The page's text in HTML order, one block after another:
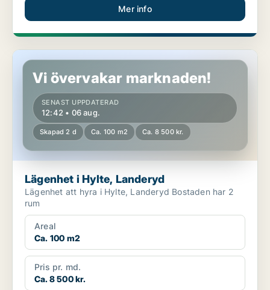
Mer info
Lägenhet i Hylte, Landeryd
Vi övervakar marknaden!
SENAST UPPDATERAD
12:42 • 06 aug.
Skapad 2 d Ca. 100 m2 Ca. 8 500 kr.
Lägenhet i Hylte, Landeryd
Lägenhet att hyra i Hylte, Landeryd Bostaden har 2
rum
Areal
Ca. 100 m2
Pris pr. md.
Ca. 8 500 kr.